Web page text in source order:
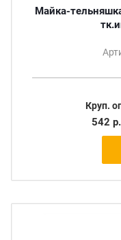
Майка-
Круп.
542 р.